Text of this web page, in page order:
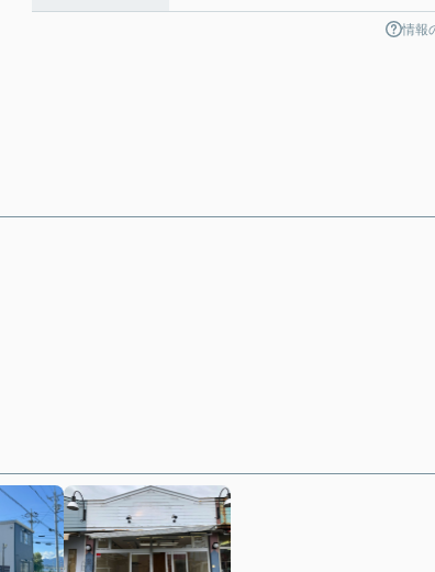
情報